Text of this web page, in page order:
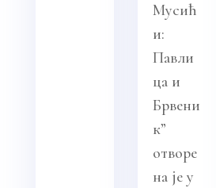
Мусић
и:
Павли
ца и
Брвени
к”
отворе
на је у